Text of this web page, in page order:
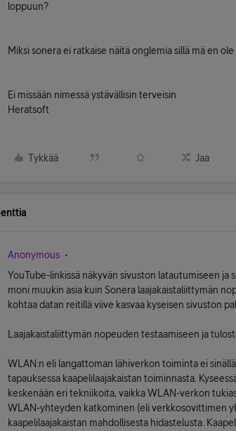
loppuun?
Miksi sonera ei ratkaise näitä onglemia sillä mä en
Ei missään nimessä ystävällisin terveisin
Heratsoft
Tykkää Jaa
Anonymous
YouTube-linkissä näkyvän sivuston latautumiseen
moni muukin asia kuin Sonera laajakaistaliittymän
kohtaa datan reitillä viive kasvaa kyseisen sivuston
Laajakaistaliittymän nopeuden testaamiseen ja
WLAN:n eli langattoman lähiverkon toiminta ei
tapauksessa kaapelilaajakaistan toiminnasta.
keskenään eri tekniikoita, vaikka WLAN-verkon
WLAN-yhteyden katkominen (eli verkkosovittimen
kaapelilaajakaistan mahdollisesta hidastelusta.